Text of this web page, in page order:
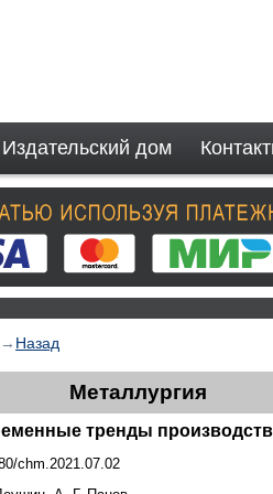
Издательский дом
→ Назад
Металлургия
тренды
chm.2021.07.02